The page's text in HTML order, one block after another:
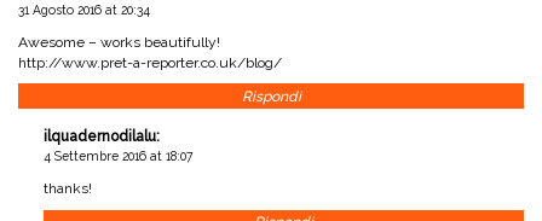
31 Agosto 2016 at 20:34
Awesome – works beautifully!
http://www.pret-a-reporter.co.uk/blog/
Rispondi
ilquadernodilalu:
4 Settembre 2016 at 18:07
thanks!